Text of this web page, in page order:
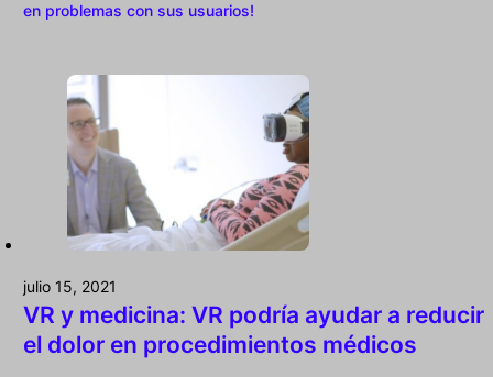
en problemas con sus usuarios!
julio 15, 2021
VR y medicina: VR podría ayudar a reducir
el dolor en procedimientos médicos